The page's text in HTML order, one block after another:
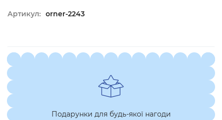
Артикул: orner-2243
Подарунки для будь-якої нагоди